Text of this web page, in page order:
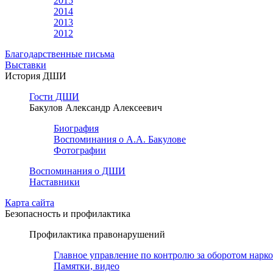
2014
2013
2012
Благодарственные письма
Выставки
История ДШИ
Гости ДШИ
Бакулов Александр Алексеевич
Биография
Воспоминания о А.А. Бакулове
Фотографии
Воспоминания о ДШИ
Наставники
Карта сайта
Безопасность и профилактика
Профилактика правонарушений
Главное управление по контролю за оборотом
Памятки, видео